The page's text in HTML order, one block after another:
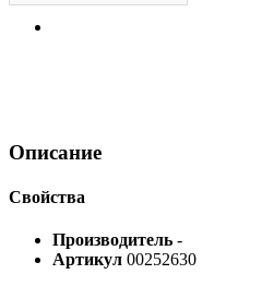
Описание
Свойства
Производитель -
Артикул 00252630